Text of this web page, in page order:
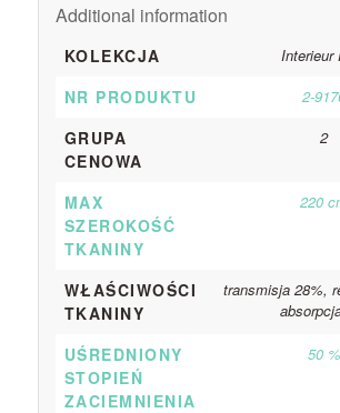
Additional information
KOLEKCJA Interieur
NR PRODUKTU 2-
GRUPA
CENOWA
2
MAX
SZEROKOŚĆ
TKANINY
220
WŁAŚCIWOŚCI
TKANINY
transmisja 28%,
UŚREDNIONY
STOPIEŃ
ZACIEMNIENIA
50 %